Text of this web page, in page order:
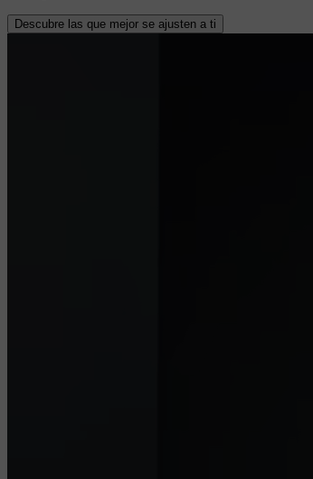
Descubre las que mejor se ajusten a ti